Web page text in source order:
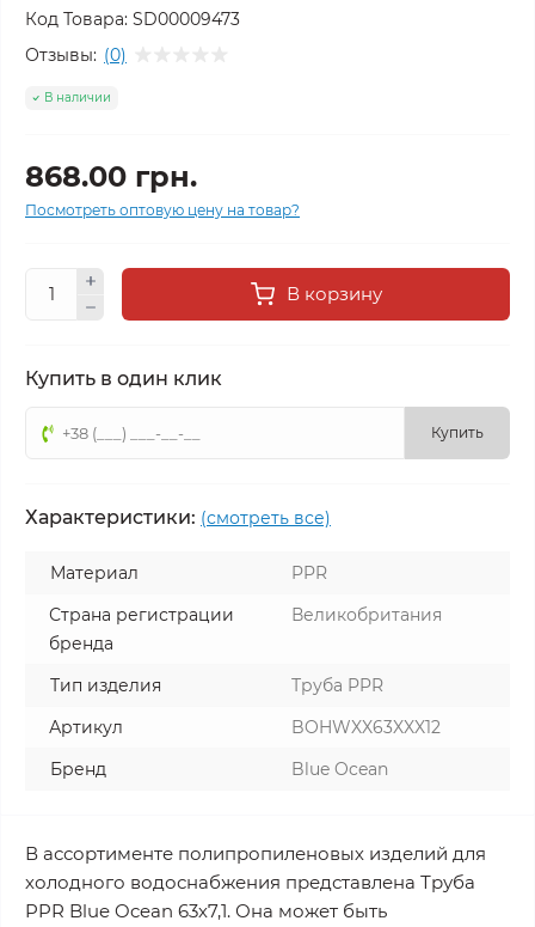
Код Товара: SD00009473
Отзывы: (0)
В наличии
868.00 грн.
Посмотреть оптовую цену на товар?
В корзину
Купить в один клик
Купить
Характеристики: (смотреть все)
Материал
PPR
Страна регистрации
бренда
Великобритания
Тип изделия
Труба PPR
Артикул
BOHWXX63XXX12
Бренд
Blue Ocean
В ассортименте полипропиленовых изделий для
холодного водоснабжения представлена Труба
PPR Blue Ocean 63х7,1. Она может быть